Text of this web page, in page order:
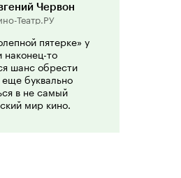
Червон
Театр.РУ
пятерке» у
то
шанс обрести
буквально
в не самый
мир кино.